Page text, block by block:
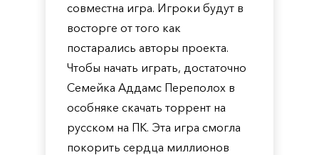
совместна игра. Игроки будут в
восторге от того как
постарались авторы проекта.
Чтобы начать играть, достаточно
Семейка Аддамс Переполох в
особняке скачать торрент на
русском на ПК. Эта игра смогла
покорить сердца миллионов